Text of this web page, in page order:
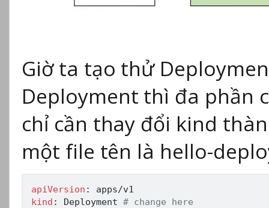
Giờ ta tạo thử
Deployment thì đa phần
chỉ cần thay đổi kind
một file tên là hello-
apiVersion :
kind : Deployment # change here